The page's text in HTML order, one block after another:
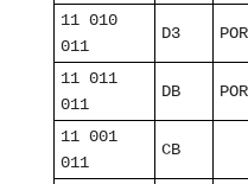
11 010
011
D3
11 011
011
DB
11 001
011
CB